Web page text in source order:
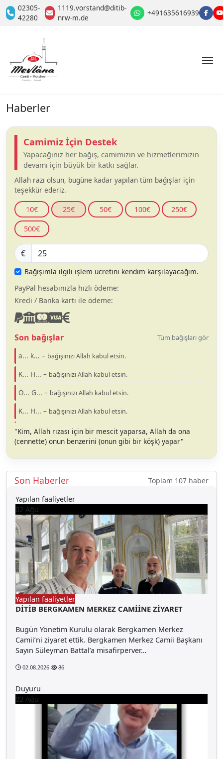
02305-
42280
1119.vorstand@ditib-
nrw-m.de
+491635616939
Haberler
Camimiz İçin Destek
Yapacağınız her bağış, camimizin ve hizmetlerimizin
devamı için büyük bir katkı sağlar.
Allah razı olsun, bugüne kadar yapılan tüm bağışlar için
teşekkür ederiz.
10€ 25€ 50€ 100€ 250€
500€
€
Bağışımla ilgili işlem ücretini kendim karşılayacağım.
PayPal hesabınızla hızlı ödeme:
Kredi / Banka kartı ile ödeme:
Son bağışlar Tüm bağışları gör
a... k... – bağışınızı Allah kabul etsin.
K... H... – bağışınızı Allah kabul etsin.
Ö... G... – bağışınızı Allah kabul etsin.
K... H... – bağışınızı Allah kabul etsin.
O... T... –bağışınızı Allah kabul etsin.
"Kim, Allah rızası için bir mescit yaparsa, Allah da ona
(cennette) onun benzerini (onun gibi bir köşk) yapar"
Son Haberler
Toplam 107 haber
Yapılan faaliyetler
02 Ağu
Yapılan faaliyetler
DİTİB BERGKAMEN MERKEZ CAMİİNE ZİYARET
Bugün Yönetim Kurulu olarak Bergkamen Merkez
Camii’ni ziyaret ettik. Bergkamen Merkez Camii Başkanı
Sayın Süleyman Battal’a misafirperver…
02.08.2026 86
Duyuru
02 Ağu